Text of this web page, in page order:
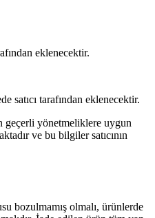
eklenecektir.
satıcı tarafından eklenecektir.
yönetmeliklere uygun
ve bu bilgiler satıcının
bozulmamış olmalı, ürünlerde